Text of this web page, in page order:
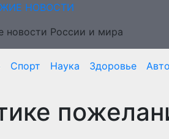
НОВОСТИ
новости России и мира
Спорт Наука Здоровье
Авто